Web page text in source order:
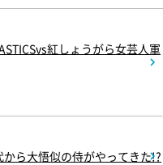
紅しょうがら女芸人軍
から大悟似の侍がやってきた!?